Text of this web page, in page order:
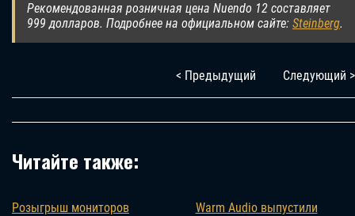
Рекомендованная розничная цена Nuendo 12 составляет
999 долларов. Подробнее на официальном сайте: Steinberg.
< Предыдущий Следующий >
Читайте также:
Розыгрыш мониторов
Warm Audio выпустили